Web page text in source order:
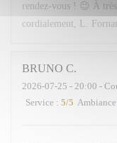
rendez-vous ! 😉 À
cordialement, L.
BRUNO C
2026-07-25 - 20:00 -
Service : 5/5 Ambiance